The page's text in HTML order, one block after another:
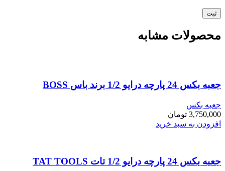
محصولات مشابه
جعبه بکس 24 پارچه درایو 1/2 برند باس BOSS
جعبه بکس
3,750,000 تومان
افزودن به سبد خرید
جعبه بکس 24 پارچه درایو 1/2 تات TAT TOOLS